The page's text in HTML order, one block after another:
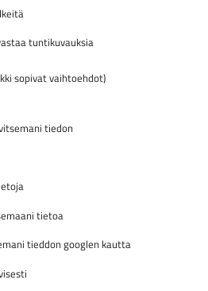
tuntikuvauksia
sopivat vaihtoehdot)
tiedon
tietoa
tieddon googlen kautta